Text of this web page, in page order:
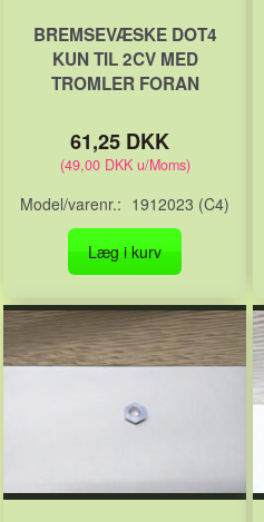
BREMSEVÆSKE DOT4
KUN TIL 2CV MED
TROMLER FORAN
61,25 DKK
(49,00 DKKu/Moms)
Model/varenr.: 1912023 (C4)
Læg i kurv